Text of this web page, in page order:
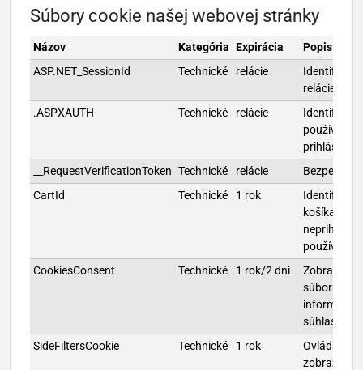
Súbory cookie našej webovej stránky
Názov Kategória Expirácia
Popis
ASP.NET_SessionId
Technické relácie
relácie
.ASPXAUTH
Technické relácie
prihlásení
__RequestVerificationToken Technické relácie
CartId
Technické 1 rok
košíka pre
používateľa
CookiesConsent
Technické 1 rok/2 dni
Zobrazenie
súbormi
informácie
súhlase/
SideFiltersCookie
Technické 1 rok
Ovládanie
zobrazenia